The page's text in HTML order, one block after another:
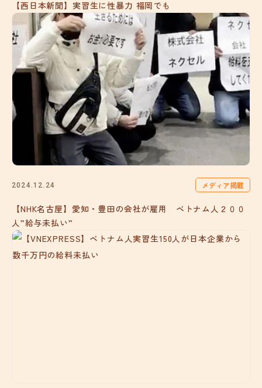
【西日本新聞】実習生に性暴力 福岡でも
2024.12.24 メディア掲載
【NHK名古屋】愛知・豊田の会社が雇用 ベトナム人２００
人”給与未払い”